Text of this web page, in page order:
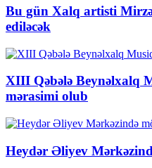
Bu gün Xalq artisti
ediləcək
XIII Qəbələ Beynəlxalq
mərasimi olub
Heydər Əliyev